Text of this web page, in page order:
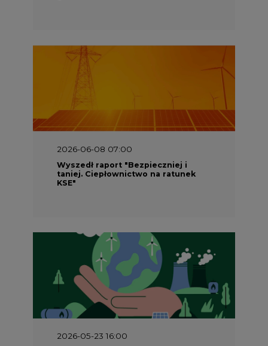
2026-06-08 07:00
Wyszedł raport "Bezpieczniej i
taniej. Ciepłownictwo na ratunek
KSE"
2026-05-23 16:00